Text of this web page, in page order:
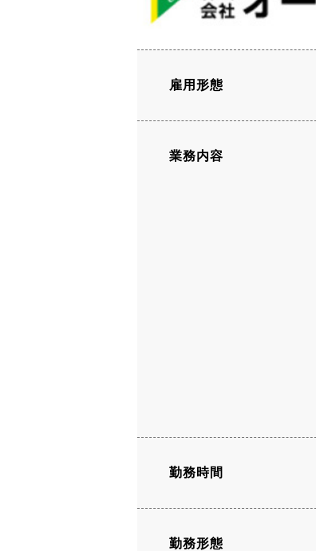
雇用形態
業務内容
勤務時間
勤務形態